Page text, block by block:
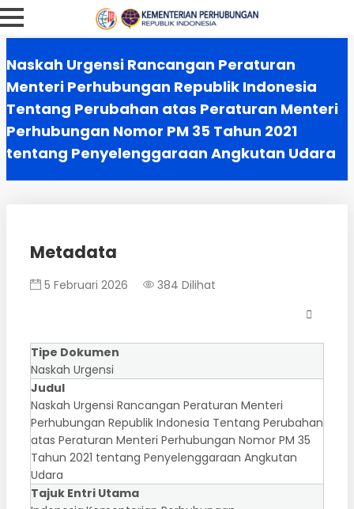
Naskah Urgensi Rancangan Peraturan
Menteri Perhubungan Republik Indonesia
Tentang Perubahan atas Peraturan Menteri
Perhubungan Nomor PM 35 Tahun 2021
tentang Penyelenggaraan Angkutan Udara
Metadata
5 Februari 2026 384 Dilihat
Tipe Dokumen
Naskah Urgensi
Judul
Naskah Urgensi Rancangan Peraturan Menteri
Perhubungan Republik Indonesia Tentang Perubahan
atas Peraturan Menteri Perhubungan Nomor PM 35
Tahun 2021 tentang Penyelenggaraan Angkutan
Udara
Tajuk Entri Utama